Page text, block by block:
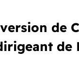
de
de